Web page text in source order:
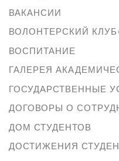
ВАКАНСИИ
ВОЛОНТЕРСКИЙ
ВОСПИТАНИЕ
ГАЛЕРЕЯ
ГОСУДАРСТВЕННЫЕ
ДОГОВОРЫ О
ДОМ СТУДЕНТОВ
ДОСТИЖЕНИЯ